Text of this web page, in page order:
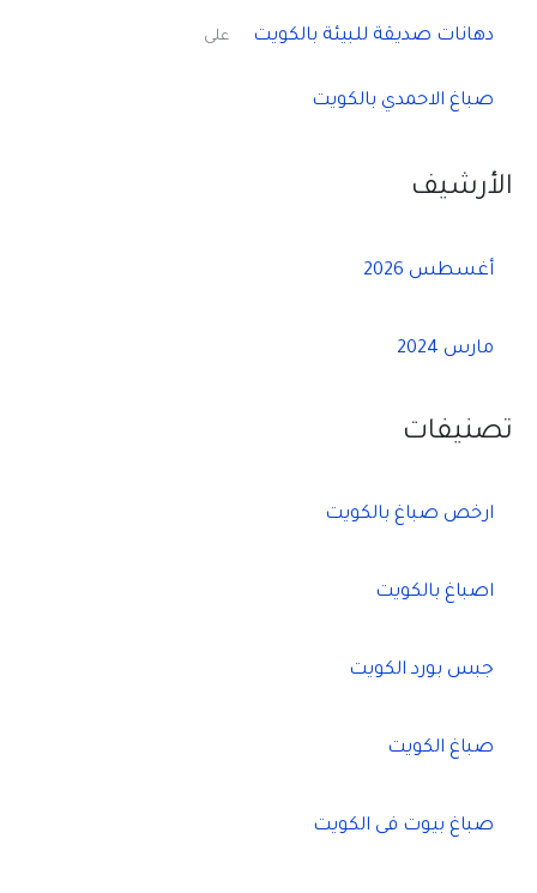
دهانات صديقة للبيئة بالكويت على
صباغ الاحمدي بالكويت
الأرشيف
أغسطس 2026
مارس 2024
تصنيفات
ارخص صباغ بالكويت
اصباغ بالكويت
جبس بورد الكويت
صباغ الكويت
صباغ بيوت فى الكويت